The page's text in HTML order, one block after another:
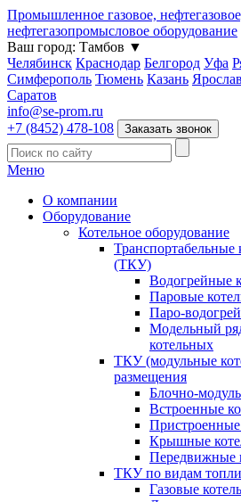
Промышленное газовое,
нефтегазопромысловое оборудование
Ваш город: Тамбов ▼
Челябинск Краснодар Белгород Уфа
Симферополь Тюмень Казань
Саратов
info@se-prom.ru
+7 (8452) 478-108
Заказать звонок
Меню
О компании
Оборудование
Котельное оборудование
Транспортабельные
(ТКУ)
Водогрейные
Паровые
Паро-
Модельный
котельных
ТКУ (модульные
размещения
Блочно-
Встроенные
Крышные
Передвижные
ТКУ по видам
Газовые